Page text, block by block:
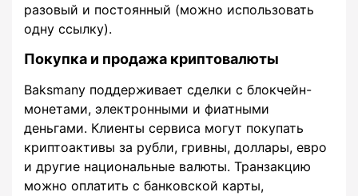
разовый и постоянный (можно использовать
одну ссылку).
Покупка и продажа криптовалюты
Baksmany поддерживает сделки с блокчейн-
монетами, электронными и фиатными
деньгами. Клиенты сервиса могут покупать
криптоактивы за рубли, гривны, доллары, евро
и другие национальные валюты. Транзакцию
можно оплатить с банковской карты,